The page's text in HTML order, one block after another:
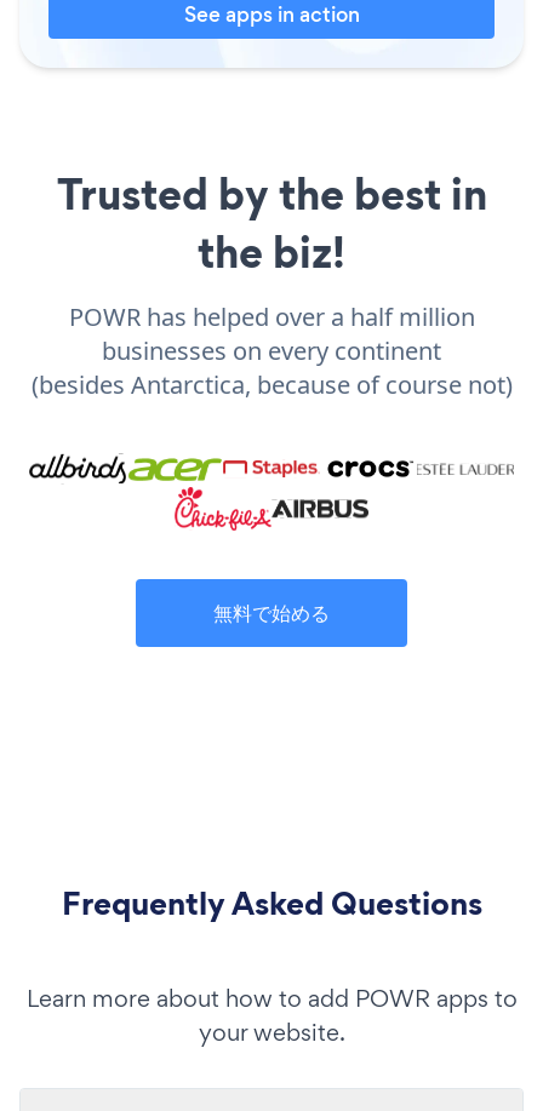
See apps in action
Trusted by the best in
the biz!
POWR has helped over a half million
businesses on every continent
(besides Antarctica, because of course not)
無料で始める
Frequently Asked Questions
Learn more about how to add POWR apps to
your website.